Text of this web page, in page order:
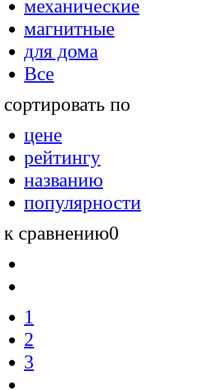
механические
магнитные
для дома
Все
сортировать по
цене
рейтингу
названию
популярности
к сравнению0
1
2
3